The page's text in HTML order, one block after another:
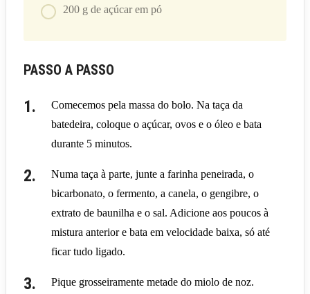
200 g de açúcar em pó
PASSO A PASSO
Comecemos pela massa do bolo. Na taça da
batedeira, coloque o açúcar, ovos e o óleo e bata
durante 5 minutos.
Numa taça à parte, junte a farinha peneirada, o
bicarbonato, o fermento, a canela, o gengibre, o
extrato de baunilha e o sal. Adicione aos poucos à
mistura anterior e bata em velocidade baixa, só até
ficar tudo ligado.
Pique grosseiramente metade do miolo de noz.